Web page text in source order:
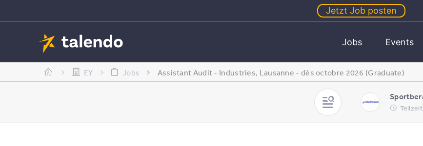
Jetzt Job posten
Jobs Events
EY Jobs Assistant Audit - Industries, Lausanne - dès octobre 2026 (Graduate)